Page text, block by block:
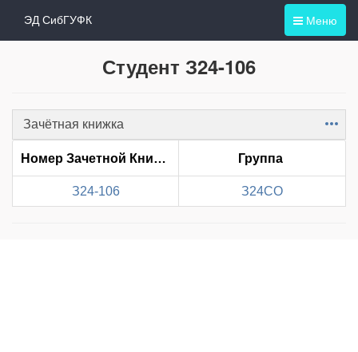
Меню
ЭД СибГУФК
Студент З24-106
Зачётная книжка Item
Номер Зачетной Книжки Группа
З24-106 З24СО